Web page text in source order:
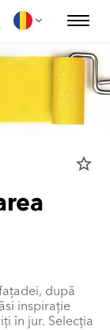
star_border
după
inspirație
în jur. Selecția